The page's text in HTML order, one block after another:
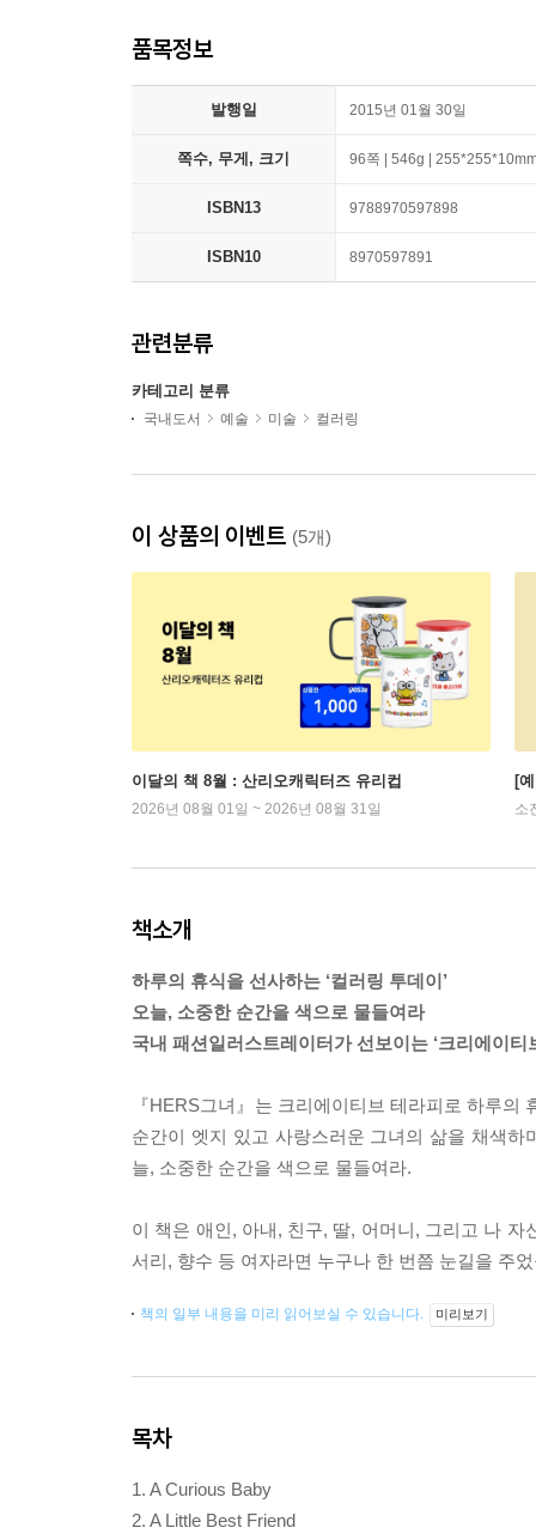
품목정보
발행일 2015년 01월 30일
쪽수, 무게, 크기 96쪽 | 546g |
ISBN13 9788970597898
ISBN10 8970597891
관련분류
카테고리 분류
국내도서 예술 미술 컬러링
이 상품의 이벤트 (5개)
이달의 책 8월 : 산리오캐릭터즈 유리컵
2026년 08월 01일 ~ 2026년 08월 31일
[
소
책소개
하루의 휴식을 선사하는 ‘컬러링 투데이’
오늘, 소중한 순간을 색으로 물들여라
국내 패션일러스트레이터가 선보이는 ‘크리에이티
『HERS그녀』는 크리에이티브 테라피로 하루의
순간이 엣지 있고 사랑스러운 그녀의 삶을 채색
늘, 소중한 순간을 색으로 물들여라.
이 책은 애인, 아내, 친구, 딸, 어머니, 그리고 나
서리, 향수 등 여자라면 누구나 한 번쯤 눈길을 주
책의 일부 내용을 미리 읽어보실 수 있습니다. 미리보기
목차
1. A Curious Baby
2. A Little Best Friend